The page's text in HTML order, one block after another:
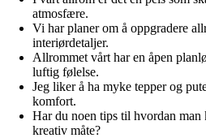
atmosfære.
Vi har planer om å oppgradere
interiørdetaljer.
Allrommet vårt har en åpen
luftig følelse.
Jeg liker å ha myke tepper og
komfort.
Har du noen tips til hvordan man
kreativ måte?